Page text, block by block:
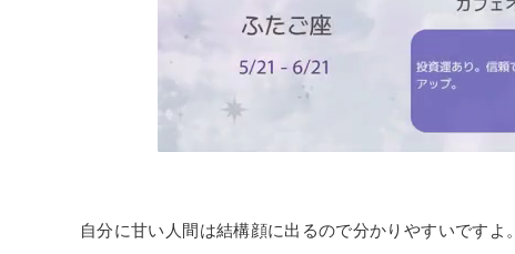
自分に甘い人間は結構顔に出るので分かりやすいですよ。